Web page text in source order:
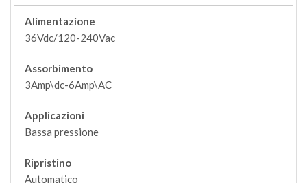
Alimentazione
36Vdc/120-240Vac
Assorbimento
3Amp\dc-6Amp\AC
Applicazioni
Bassa pressione
Ripristino
Automatico